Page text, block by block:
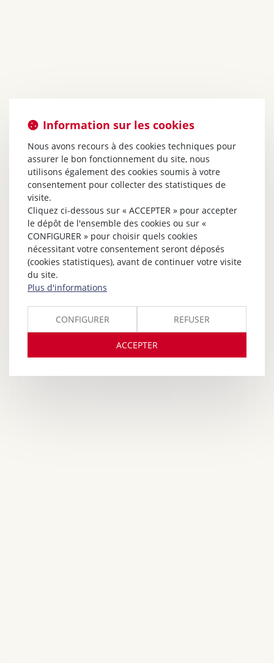
Information sur les cookies
Nous avons recours à des cookies techniques pour
assurer le bon fonctionnement du site, nous
utilisons également des cookies soumis à votre
consentement pour collecter des statistiques de
visite.
Cliquez ci-dessous sur « ACCEPTER » pour accepter
le dépôt de l'ensemble des cookies ou sur «
CONFIGURER » pour choisir quels cookies
nécessitant votre consentement seront déposés
(cookies statistiques), avant de continuer votre visite
du site.
Plus d'informations
CONFIGURER REFUSER
ACCEPTER